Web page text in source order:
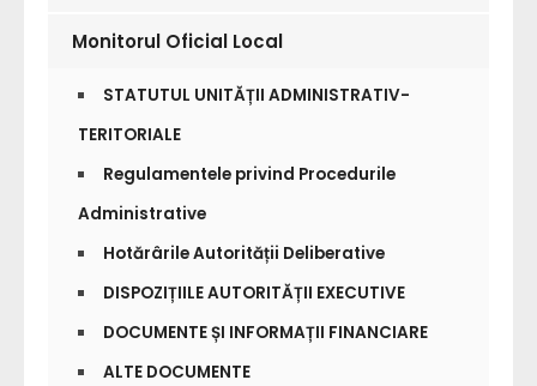
Monitorul Oficial Local
STATUTUL UNITĂȚII ADMINISTRATIV-
TERITORIALE
Regulamentele privind Procedurile
Administrative
Hotărârile Autorității Deliberative
DISPOZIȚIILE AUTORITĂȚII EXECUTIVE
DOCUMENTE ȘI INFORMAȚII FINANCIARE
ALTE DOCUMENTE